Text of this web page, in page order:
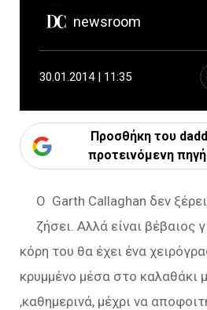
newsroom
30.01.2014 | 11:35
Προσθήκη του
προτεινόμενη
Ο Garth Callaghan δεν
ζήσει. Αλλά είναι βέβαιος
κόρη του θα έχει ένα
κρυμμένο μέσα στο καλαθάκι
,καθημερινά, μέχρι να